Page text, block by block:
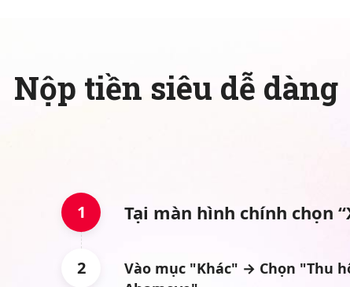
Nộp tiền siêu dễ dàng
1 Tại màn hình chính chọn
2
Vào mục "Khác" → Chọn "Thu